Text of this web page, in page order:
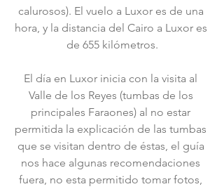
calurosos). El vuelo a Luxor es de una
hora, y la distancia del Cairo a Luxor es
de 655 kilómetros.
El día en Luxor inicia con la visita al
Valle de los Reyes (tumbas de los
principales Faraones) al no estar
permitida la explicación de las tumbas
que se visitan dentro de éstas, el guía
nos hace algunas recomendaciones
fuera, no esta permitido tomar fotos,